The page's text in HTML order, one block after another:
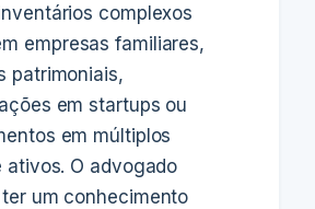
complexos
empresas familiares,
patrimoniais,
em startups ou
em múltiplos
ativos. O advogado
um conhecimento